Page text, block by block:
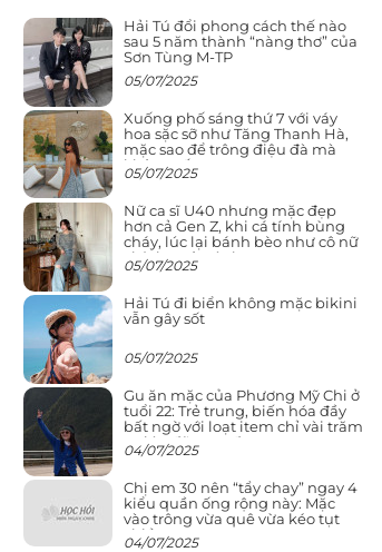
Hải Tú đổi phong cách thế nào
sau 5 năm thành “nàng thơ” của
Sơn Tùng M-TP
05/07/2025
Xuống phố sáng thứ 7 với váy
hoa sặc sỡ như Tăng Thanh Hà,
mặc sao để trông điệu đà mà
không sến
05/07/2025
Nữ ca sĩ U40 nhưng mặc đẹp
hơn cả Gen Z, khi cá tính bùng
cháy, lúc lại bánh bèo như cô nữ
chính ngôn tình
05/07/2025
Hải Tú đi biển không mặc bikini
vẫn gây sốt
05/07/2025
Gu ăn mặc của Phương Mỹ Chi ở
tuổi 22: Trẻ trung, biến hóa đầy
bất ngờ với loạt item chỉ vài trăm
nghìn đã mua được
04/07/2025
Chị em 30 nên “tẩy chay” ngay 4
kiểu quần ống rộng này: Mặc
vào trông vừa quê vừa kéo tụt
chiều cao
04/07/2025